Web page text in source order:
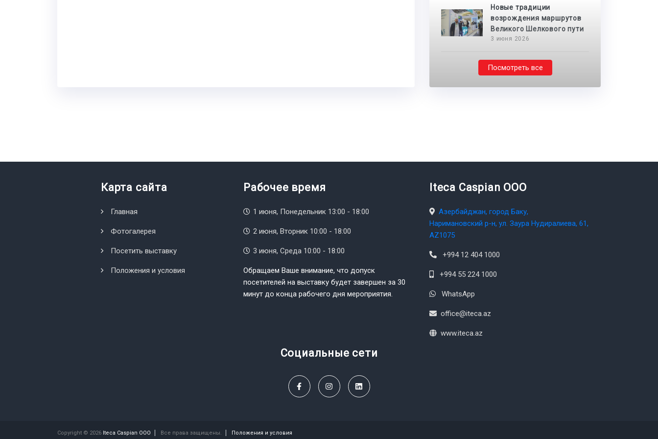
Новые традиции
возрождения маршрутов
Великого Шелкового пути
3 июня 2026
Посмотреть все
Карта сайта
Главная
Фотогалерея
Посетить выставку
Положения и условия
Рабочее время
1 июня, Понедельник 13:00 - 18:00
2 июня, Вторник 10:00 - 18:00
3 июня, Среда 10:00 - 18:00
Обращаем Ваше внимание, что допуск
посетителей на выставку будет завершен за 30
минут до конца рабочего дня мероприятия.
Iteca Caspian OOO
Азербайджан, город Баку,
Наримановский р-н, ул. Заура Нудиралиева, 61,
AZ1075
+994 12 404 1000
+994 55 224 1000
WhatsApp
office@iteca.az
www.iteca.az
Социальные сети
Copyright © 2026 Iteca Caspian OOO Все права защищены. Положения и условия